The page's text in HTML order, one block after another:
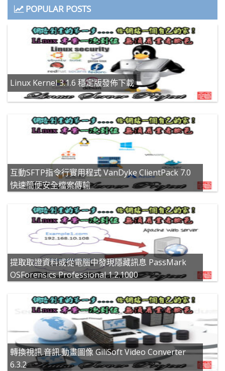
POPULAR POSTS
Linux Kernel 3.1.6 穩定版發佈下載
互動SFTP指令行實用程式 VanDyke ClientPack 7.0
快速簡便安全檔案傳輸
提取取證資料或從電腦中發現隱藏訊息 PassMark
OSForensics Professional 1.2.1000
轉換視訊.音訊.動畫圖像 GiliSoft Video Converter
6.3.2